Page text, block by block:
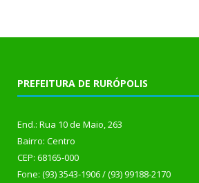
PREFEITURA DE RURÓPOLIS
End.: Rua 10 de Maio, 263
Bairro: Centro
CEP: 68165-000
Fone: (93) 3543-1906 / (93) 99188-2170